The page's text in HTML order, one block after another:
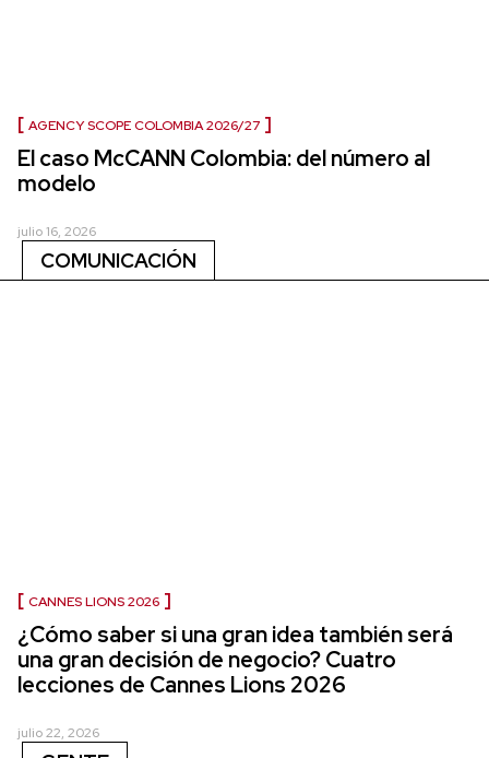
AGENCY SCOPE COLOMBIA 2026/27
El caso McCANN Colombia: del número al
modelo
julio 16, 2026
COMUNICACIÓN
CANNES LIONS 2026
¿Cómo saber si una gran idea también será
una gran decisión de negocio? Cuatro
lecciones de Cannes Lions 2026
julio 22, 2026